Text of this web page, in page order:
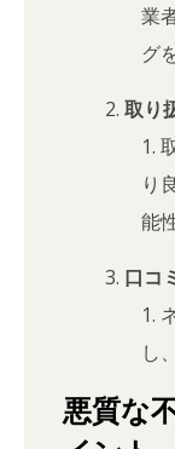
業
グ
取り
り
能
口コ
し
悪質な